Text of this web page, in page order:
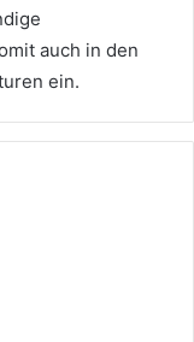
auch in den
ein.